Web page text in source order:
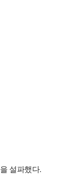
설파했다.